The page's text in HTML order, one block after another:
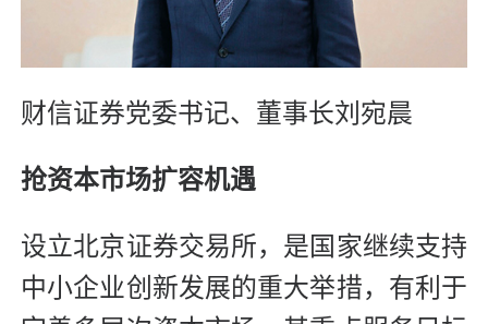
财信证券党委书记、董事长刘宛晨
抢资本市场扩容机遇
设立北京证券交易所，是国家继续支持
中小企业创新发展的重大举措，有利于